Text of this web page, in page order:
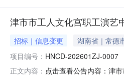
津市市工人文化宫职工演艺
招标｜信息变更 湖南省｜常德
项目编号： HNCD-202601ZJ-0007
正文内容： 点击查看公告内容：津